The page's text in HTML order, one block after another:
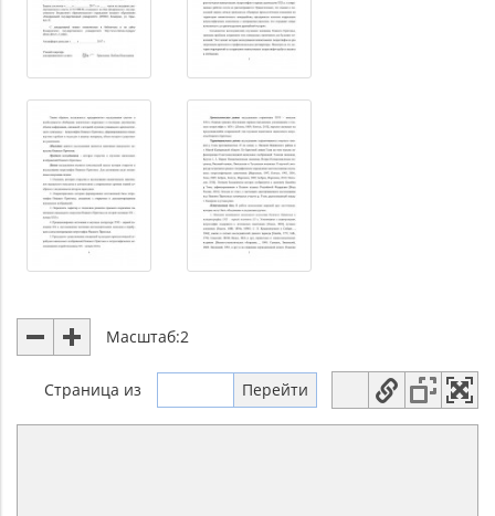
Масштаб:2
Страница из